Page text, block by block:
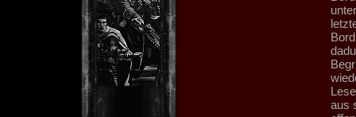
aus